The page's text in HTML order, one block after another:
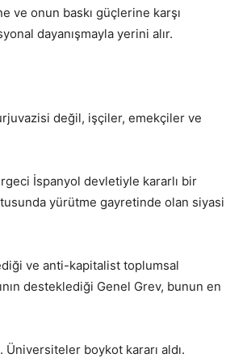
ve onun baskı güçlerine karşı
dayanışmayla yerini alır.
değil, işçiler, emekçiler ve
İspanyol devletiyle kararlı bir
yürütme gayretinde olan siyasi
ve anti-kapitalist toplumsal
desteklediği Genel Grev, bunun en
boykot kararı aldı.